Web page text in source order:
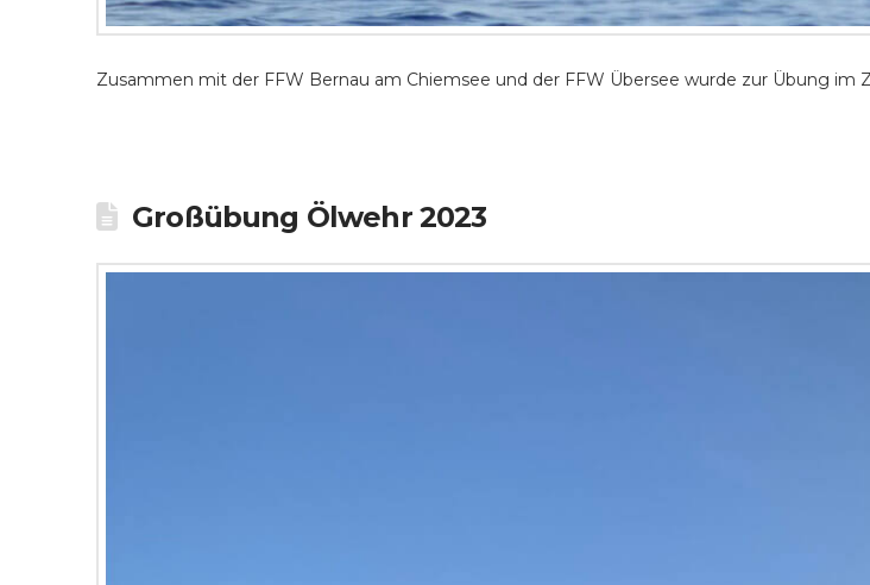
Zusammen mit der FFW Bernau am Chiemsee und der FFW Übersee wurde zur Übung im
Großübung Ölwehr 2023